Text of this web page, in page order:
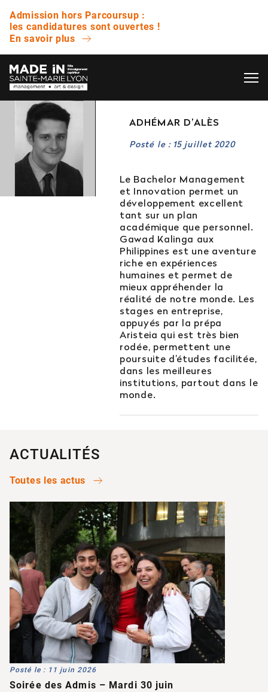
Admission hors Parcoursup :
les candidatures sont ouvertes !
En savoir plus
L’ÉCOLE
VIE ÉTUDIANTE
ENTREPRISE
ADHÉMAR D’ALÈS
Posté le : 15 juillet 2020
Le Bachelor Management
et Innovation permet un
développement excellent
tant sur un plan
académique que personnel.
Gawad Kalinga aux
Philippines est une aventure
riche en expériences
humaines et permet de
mieux appréhender la
réalité de notre monde. Les
stages en entreprise,
appuyés par la prépa
Aristeia qui est très bien
rodée, permettent une
poursuite d’études facilitée,
dans les meilleures
institutions, partout dans le
monde.
ACTUALITÉS
Toutes les actus
Posté le : 11 juin 2026
Soirée des Admis – Mardi 30 juin
QUESTIONS FRÉQUENTES
Avez-vous des journées portes ouvertes ?
Quelle est la différence entre un bachelor et
Est-ce que vous proposez des bourses ?
Est-il possible d’intégrer l’école en 2e ou 3e
Quelles sont les poursuites d’études ?
Afficher plus
Contactez notre service orientation
04 81 92 60 83